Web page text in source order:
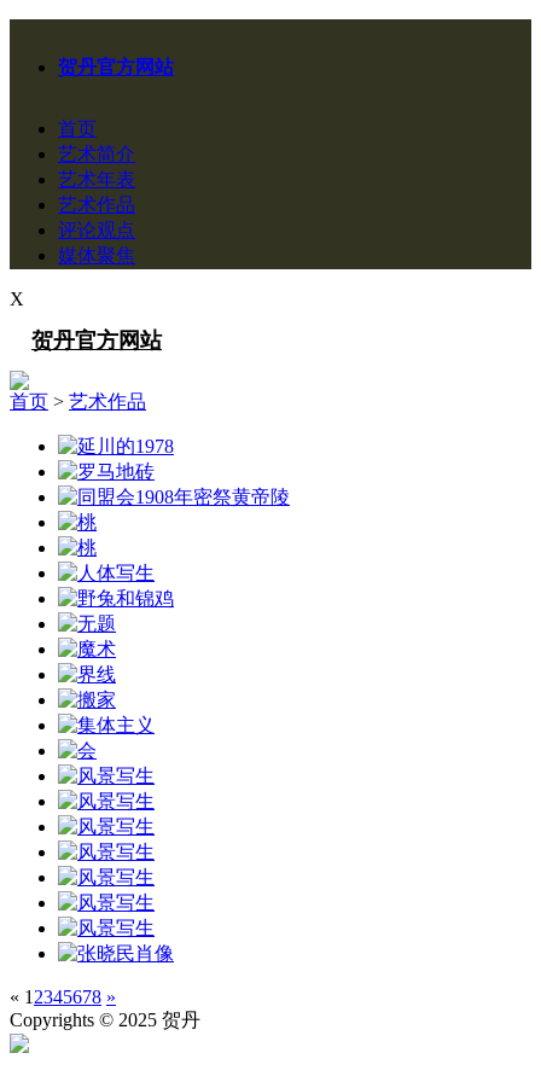
贺丹官方网站
首页
艺术简介
艺术年表
艺术作品
评论观点
媒体聚焦
X
贺丹官方网站
首页 > 艺术作品
« 1 2345678 »
Copyrights © 2025 贺丹